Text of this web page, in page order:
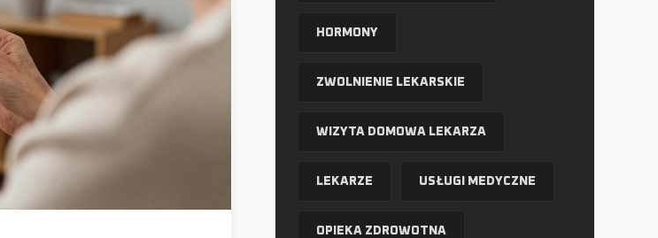
HORMONY
ZWOLNIENIE LEKARSKIE
WIZYTA DOMOWA LEKARZA
LEKARZE USŁUGI MEDYCZNE
OPIEKA ZDROWOTNA